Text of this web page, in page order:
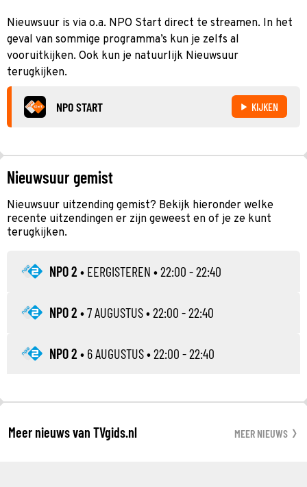
Nieuwsuur is via o.a. NPO Start direct te streamen. In het
geval van sommige programma’s kun je zelfs al
vooruitkijken. Ook kun je natuurlijk Nieuwsuur
terugkijken.
NPO START KIJKEN
Nieuwsuur gemist
Nieuwsuur uitzending gemist? Bekijk hieronder welke
recente uitzendingen er zijn geweest en of je ze kunt
terugkijken.
NPO 2 • EERGISTEREN • 22:00 - 22:40
NPO 2 •7 AUGUSTUS• 22:00 - 22:40
NPO 2 • 6 AUGUSTUS• 22:00 - 22:40
Meer nieuws van TVgids.nl MEER NIEUWS